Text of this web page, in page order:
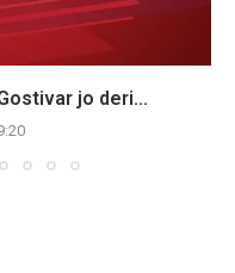
jo deri...